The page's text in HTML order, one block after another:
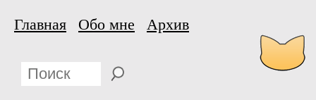
Главная Обо мне Архив